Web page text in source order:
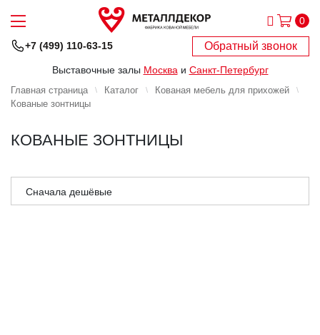
0
+7 (499) 110-63-15 Обратный звонок
Выставочные залы Москва и Санкт-Петербург
Главная страница Каталог
Кованая мебель для прихожей
Кованые зонтницы
КОВАНЫЕ ЗОНТНИЦЫ
Сначала дешёвые